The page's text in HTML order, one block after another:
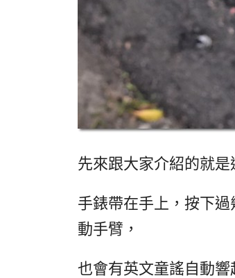
先來跟大家介紹的就是
手錶帶在手上，按下
動手臂，
也會有英文童謠自動響